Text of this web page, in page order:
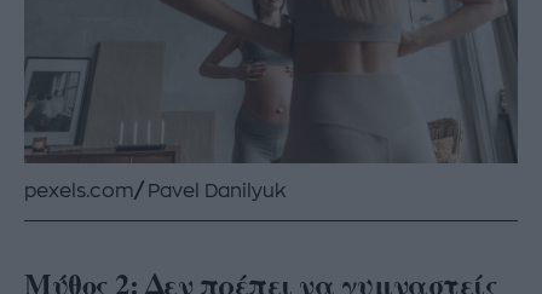
pexels.com/ Pavel Danilyuk
Μύθος 2: Δεν πρέπει να γυμναστείς